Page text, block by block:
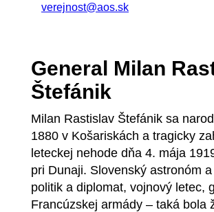
verejnost@aos.sk
General Milan
Štefánik
Milan Rastislav Štefánik sa
1880 v Košariskách a tragicky
leteckej nehode dňa 4. mája
pri Dunaji. Slovenský astronóm
politik a diplomat, vojnový letec,
Francúzskej armády – taká bola